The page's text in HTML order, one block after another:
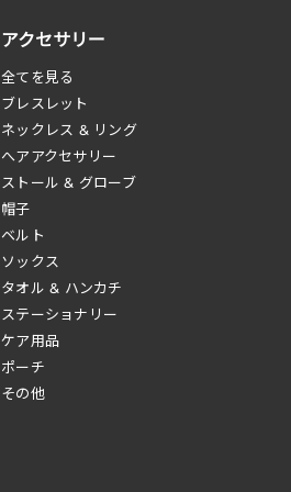
アクセサリー
全てを見る
ブレスレット
ネックレス & リング
へアアクセサリー
ストール & グローブ
帽子
ベルト
ソックス
タオル & ハンカチ
ステーショナリー
ケア用品
ポーチ
その他